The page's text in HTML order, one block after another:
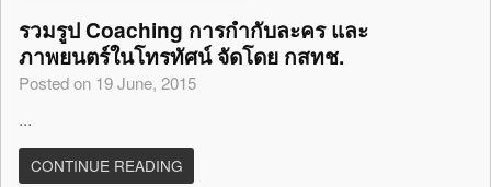
รวมรูป Coaching การกำกับละคร และ
ภาพยนตร์ในโทรทัศน์ จัดโดย กสทช.
Posted on 19 June, 2015
...
CONTINUE READING